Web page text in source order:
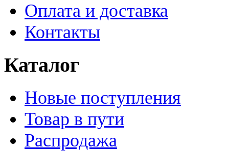
Оплата и доставка
Контакты
Каталог
Новые поступления
Товар в пути
Распродажа